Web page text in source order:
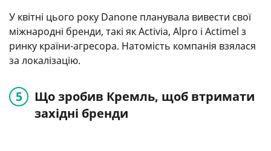
У квітні цього року Danone планувала вивести свої
міжнародні бренди, такі як Activia, Alpro і Actimel з
ринку країни-агресора. Натомість компанія взялася
за локалізацію.
Що зробив Кремль, щоб втримати
західні бренди